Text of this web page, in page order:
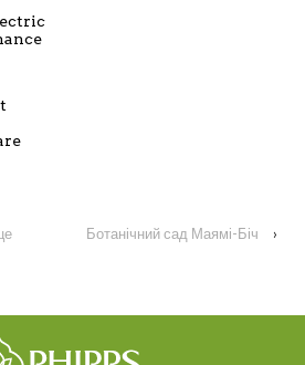
Ботанічний сад Маямі-Біч ›